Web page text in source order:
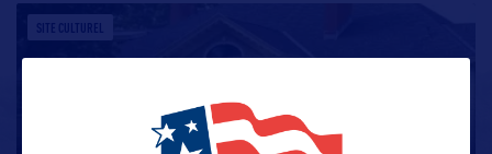
SITE CULTUREL